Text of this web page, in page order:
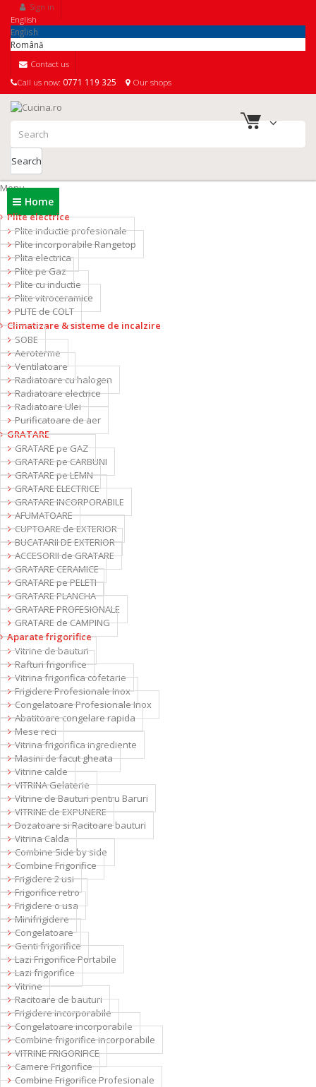
Sign in
English
English
Română
Contact us
Call us now: 0771 119 325 Our shops
Search
Menu
Home
Plite electrice
Plite inductie profesionale
Plite incorporabile Rangetop
Plita electrica
Plite pe Gaz
Plite cu inductie
Plite vitroceramice
PLITE de COLT
Climatizare & sisteme de incalzire
SOBE
Aeroterme
Ventilatoare
Radiatoare cu halogen
Radiatoare electrice
Radiatoare Ulei
Purificatoare de aer
GRATARE
GRATARE pe GAZ
GRATARE pe CARBUNI
GRATARE pe LEMN
GRATARE ELECTRICE
GRATARE INCORPORABILE
AFUMATOARE
CUPTOARE de EXTERIOR
BUCATARII DE EXTERIOR
ACCESORII de GRATARE
GRATARE CERAMICE
GRATARE pe PELETI
GRATARE PLANCHA
GRATARE PROFESIONALE
GRATARE de CAMPING
Aparate frigorifice
Vitrine de bauturi
Rafturi frigorifice
Vitrina frigorifica cofetarie
Frigidere Profesionale Inox
Congelatoare Profesionale Inox
Abatitoare congelare rapida
Mese reci
Vitrina frigorifica ingrediente
Masini de facut gheata
Vitrine calde
VITRINA Gelaterie
Vitrine de Bauturi pentru Baruri
VITRINE de EXPUNERE
Dozatoare si Racitoare bauturi
Vitrina Calda
Combine Side by side
Combine Frigorifice
Frigidere 2 usi
Frigorifice retro
Frigidere o usa
Minifrigidere
Congelatoare
Genti frigorifice
Lazi Frigorifice Portabile
Lazi frigorifice
Vitrine
Racitoare de bauturi
Frigidere incorporabile
Congelatoare incorporabile
Combine frigorifice incorporabile
VITRINE FRIGORIFICE
Camere Frigorifice
Combine Frigorifice Profesionale